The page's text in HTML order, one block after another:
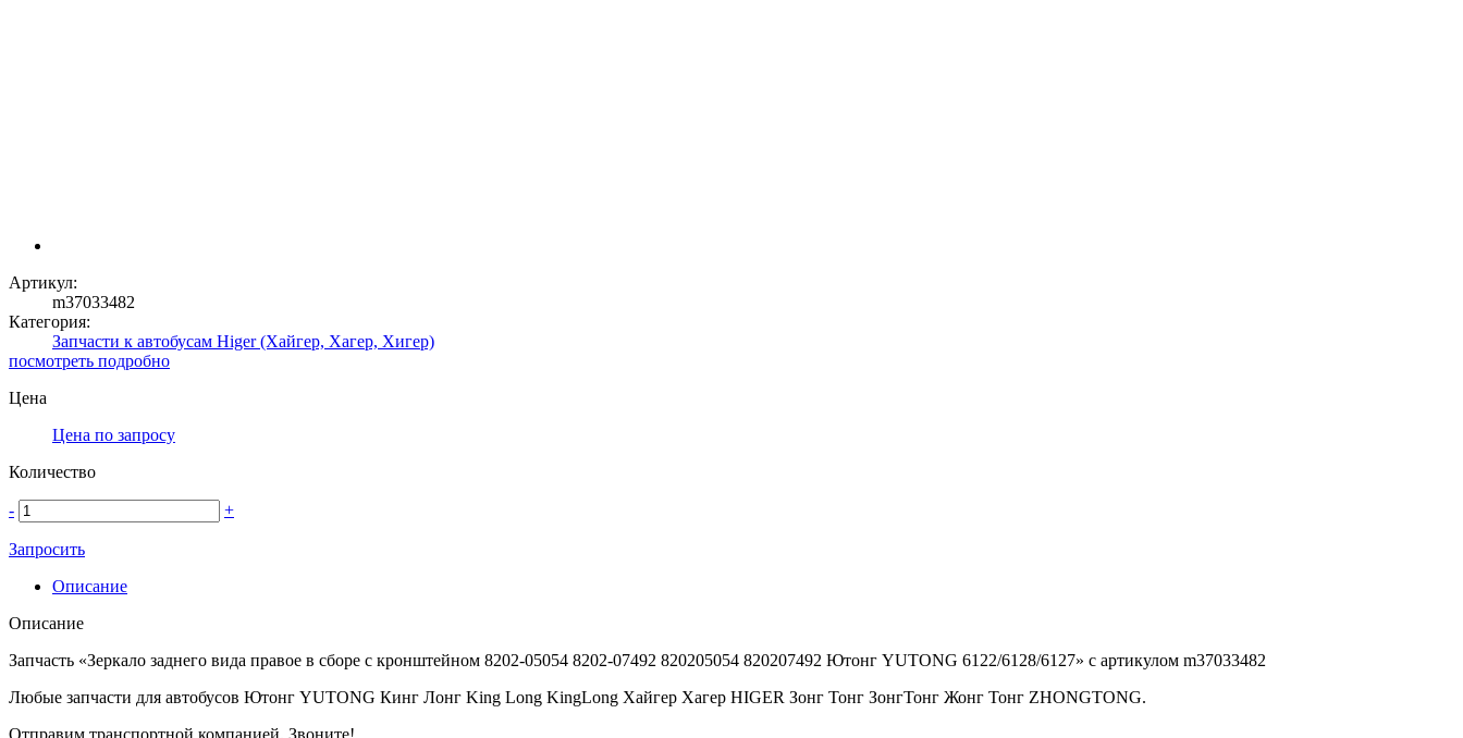
Артикул:
m37033482
Категория:
Запчасти к автобусам Higer (Хайгер, Хагер, Хигер)
посмотреть подробно
Цена
Цена по запросу
Количество
- +
Запросить
Описание
Описание
Запчасть «Зеркало заднего вида правое в сборе с кронштейном 8202-05054 8202-07492 820205054 820207492 Ютонг YUTONG 6122/6128/6127» с артикулом m37033482
Любые запчасти для автобусов Ютонг YUTONG Кинг Лонг King Long KingLong Хайгер Хагер HIGER Зонг Тонг ЗонгТонг Жонг Тонг ZHONGTONG.